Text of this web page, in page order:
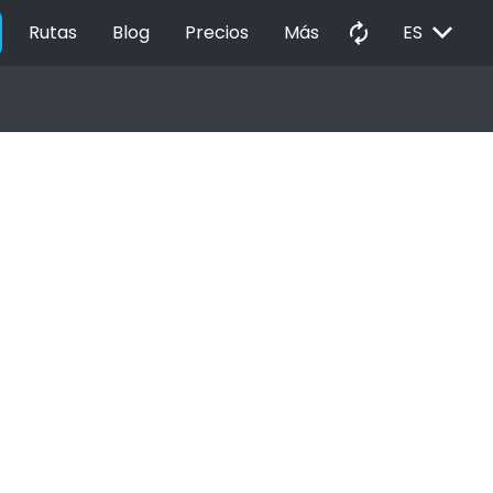
Rutas Blog Precios Más autorenew ES EXPAND_MORE